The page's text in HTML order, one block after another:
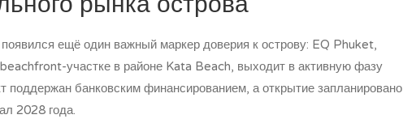
ещё один важный маркер доверия к острову: EQ Phuket,
участке в районе Kata Beach, выходит в активную фазу
поддержан банковским финансированием, а открытие запланировано
2028 года.